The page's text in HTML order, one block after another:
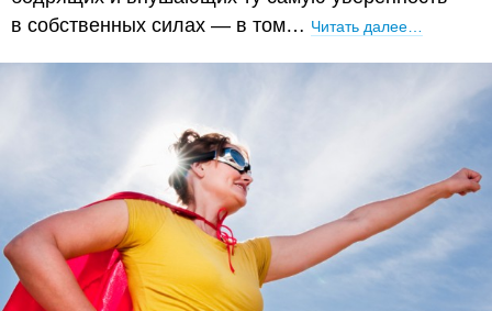
в собственных силах — в том… Читать далее…